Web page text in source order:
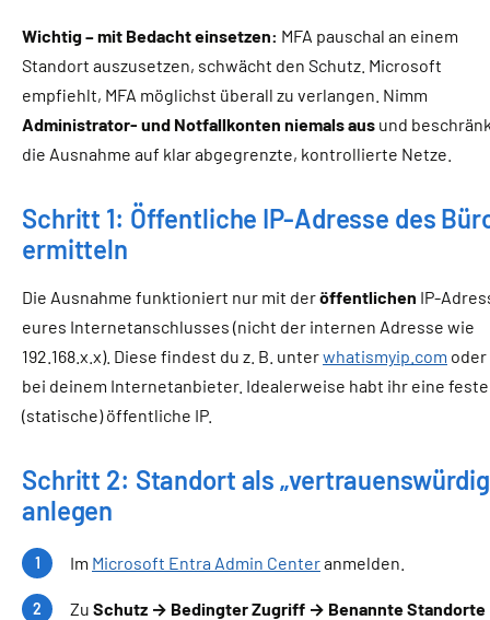
Wichtig – mit Bedacht einsetzen: MFA pauschal an einem
Standort auszusetzen, schwächt den Schutz. Microsoft
empfiehlt, MFA möglichst überall zu verlangen. Nimm
Administrator- und Notfallkonten niemals aus und
die Ausnahme auf klar abgegrenzte, kontrollierte Netze.
Schritt 1: Öffentliche IP-Adresse des
ermitteln
Die Ausnahme funktioniert nur mit deröffentlichen IP-
eures Internetanschlusses (nicht der internen Adresse wie
192.168.x.x). Diese findest du z. B. unterwhatismyip.com oder
bei deinem Internetanbieter. Idealerweise habt ihr eine feste
(statische) öffentliche IP.
Schritt 2: Standort als
anlegen
Im Microsoft Entra Admin Centeranmelden.
Zu Schutz → Bedingter Zugriff → Benannte Standorte